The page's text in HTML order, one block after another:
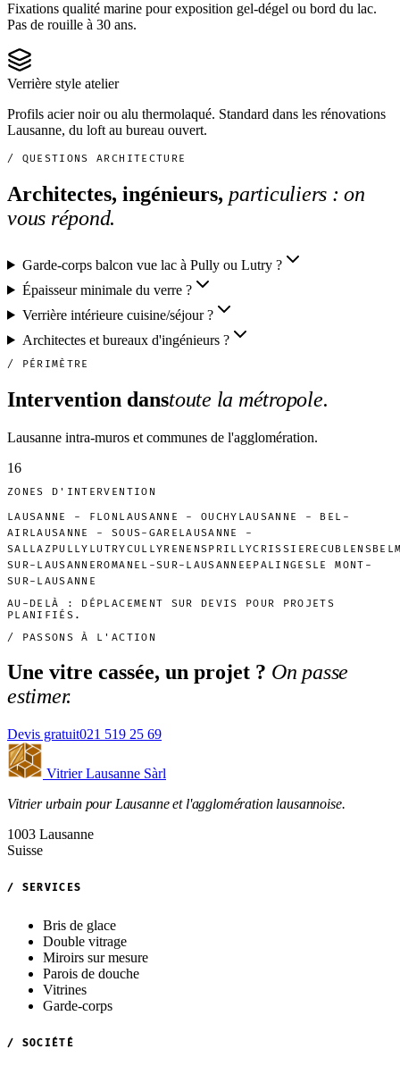
Fixations qualité marine pour exposition gel-dégel ou bord du lac.
Pas de rouille à 30 ans.
Verrière style atelier
Profils acier noir ou alu thermolaqué. Standard dans les rénovations
Lausanne, du loft au bureau ouvert.
/ QUESTIONS ARCHITECTURE
Architectes, ingénieurs, particuliers : on
vous répond.
Garde-corps balcon vue lac à Pully ou Lutry ?
Épaisseur minimale du verre ?
Verrière intérieure cuisine/séjour ?
Architectes et bureaux d'ingénieurs ?
/ PÉRIMÈTRE
Intervention danstoute la métropole.
Lausanne intra-muros et communes de l'agglomération.
16
ZONES D'INTERVENTION
LAUSANNE - FLON LAUSANNE - OUCHY LAUSANNE - BEL-
AIR LAUSANNE - SOUS-GARE LAUSANNE -
SALLAZ PULLY LUTRYCULLY RENENS PRILLYCRISSIER ECUBLENS
SUR-LAUSANNE ROMANEL-SUR-LAUSANNE EPALINGES LE MONT-
SUR-LAUSANNE
AU-DELÀ : DÉPLACEMENT SUR DEVIS POUR PROJETS
PLANIFIÉS.
/ PASSONS À L'ACTION
Une vitre cassée, un projet ? On passe
estimer.
Devis gratuit021 519 25 69
Vitrier Lausanne Sàrl
Vitrier urbain pour Lausanne et l'agglomération lausannoise.
1003 Lausanne
Suisse
/ SERVICES
Bris de glace
Double vitrage
Miroirs sur mesure
Parois de douche
Vitrines
Garde-corps
/ SOCIÉTÉ